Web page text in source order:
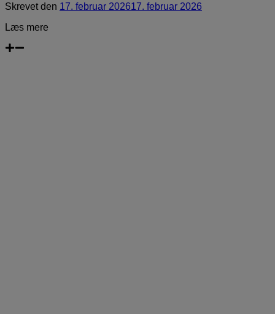
Skrevetden 17. februar 202617. februar 2026
Læs mere